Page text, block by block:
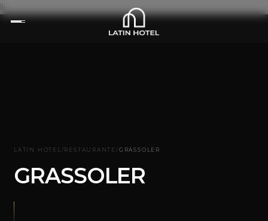
lli
LATIN HOTEL /RESTAURANTE/GRASSOLER
GRASSOLER